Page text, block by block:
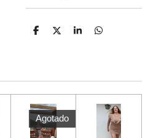
C
r
r
C
r
r
C
r
C
r
r
Agotado